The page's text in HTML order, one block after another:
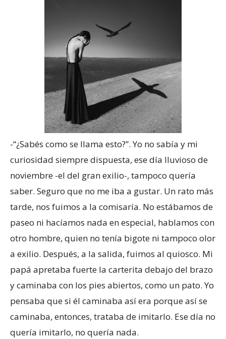
-“¿Sabés como se llama esto?”. Yo no sabía y mi
curiosidad siempre dispuesta, ese día lluvioso de
noviembre -el del gran exilio-, tampoco quería
saber. Seguro que no me iba a gustar. Un rato más
tarde, nos fuimos a la comisaría. No estábamos de
paseo ni hacíamos nada en especial, hablamos con
otro hombre, quien no tenía bigote ni tampoco olor
a exilio. Después, a la salida, fuimos al quiosco. Mi
papá apretaba fuerte la carterita debajo del brazo
y caminaba con los pies abiertos, como un pato. Yo
pensaba que si él caminaba así era porque así se
caminaba, entonces, trataba de imitarlo. Ese día no
quería imitarlo, no quería nada.